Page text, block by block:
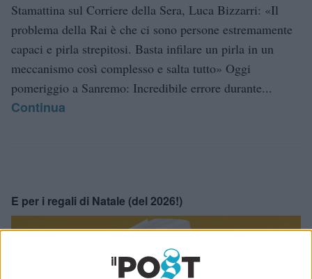
Stamattina sul Corriere della Sera, Luca Bizzarri: «Il
problema della Rai è che ci sono persone estremamente
capaci e pirla strepitosi. Basta infilare un pirla in un
meccanismo così complesso e salta tutto» Oggi
pomeriggio a Sanremo: Incredibile errore durante...
Continua
E per i regali di Natale (del 2026!)